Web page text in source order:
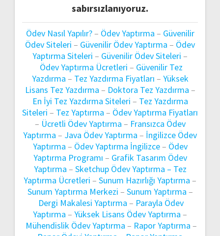
sabırsızlanıyoruz.
Ödev Nasıl Yapılır?– Ödev Yaptırma – Güvenilir
Ödev Siteleri – Güvenilir Ödev Yaptırma – Ödev
Yaptırma Siteleri – Güvenilir Ödev Siteleri –
Ödev Yaptırma Ücretleri – Güvenilir Tez
Yazdırma – Tez Yazdırma Fiyatları – Yüksek
Lisans Tez Yazdırma – Doktora Tez Yazdırma –
En İyi Tez Yazdırma Siteleri – Tez Yazdırma
Siteleri – Tez Yaptırma – Ödev Yaptırma Fiyatları
– Ücretli Ödev Yaptırma – Fransızca Ödev
Yaptırma – Java Ödev Yaptırma – İngilizce Ödev
Yaptırma – Ödev Yaptırma İngilizce– Ödev
Yaptırma Programı – Grafik Tasarım Ödev
Yaptırma – Sketchup Ödev Yaptırma – Tez
Yaptırma Ücretleri – Sunum Hazırlığı Yaptırma –
Sunum Yaptırma Merkezi – Sunum Yaptırma –
Dergi Makalesi Yaptırma – Parayla Ödev
Yaptırma – Yüksek Lisans Ödev Yaptırma –
Mühendislik Ödev Yaptırma – Rapor Yaptırma –